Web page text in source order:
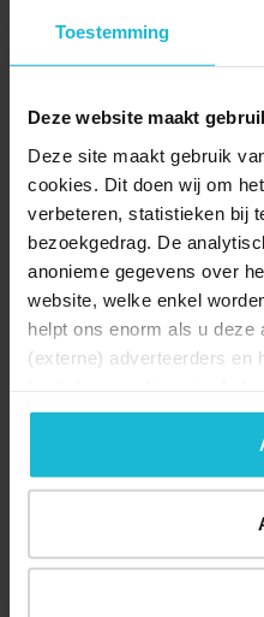
Toestemming
Deze website maakt
Deze site maakt gebruik
cookies. Dit doen wij om
verbeteren, statistieken bij
bezoekgedrag. De
anonieme gegevens over
website, welke enkel
helpt ons enorm als u deze
(externe) adverteerders en
Deel dit
Over ons
Doneer
Forten.nl wordt ondersteund